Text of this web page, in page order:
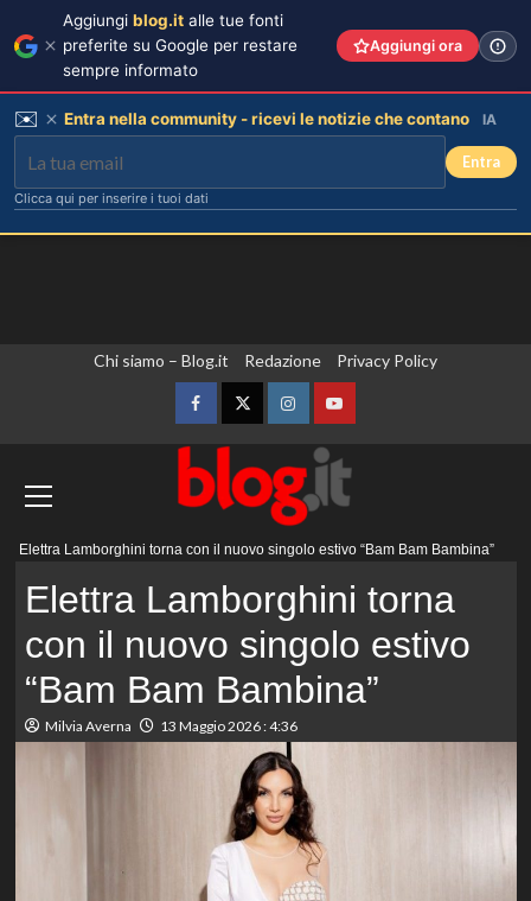
Chi siamo – Blog.it Redazione Privacy Policy
FacebookTwitterInstagramYouTube
Elettra Lamborghini torna con il nuovo singolo estivo “Bam Bam Bambina”
Elettra Lamborghini torna
con il nuovo singolo estivo
“Bam Bam Bambina”
Milvia Averna 13 Maggio 2026 : 4:36
Aggiungi blog.it alle tue fonti
preferite su Google per restare
sempre informato
Aggiungi ora
✉️ Entra nella community - ricevi le notizie che contano IA
Entra
Clicca qui per inserire i tuoi dati